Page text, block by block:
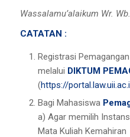
Wassalamu’alaikum Wr. Wb.
CATATAN :
Registrasi
melalui DIKTUM
(https://
Bagi Mahasiswa
a) Agar memilih
Mata Kuliah Kemahiran